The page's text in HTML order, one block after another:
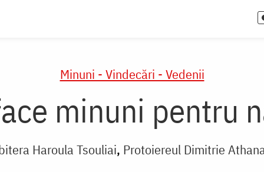
Minuni - Vindecări - Vedenii
minuni pentru
Haroula Tsouliai Protoiereul Dimitrie